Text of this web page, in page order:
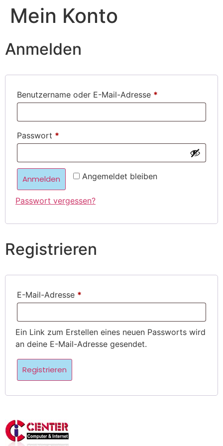
Mein Konto
Anmelden
Benutzername oder E-Mail-Adresse *
Passwort *
Angemeldet bleiben
Anmelden
Passwort vergessen?
Registrieren
E-Mail-Adresse *
Ein Link zum Erstellen eines neuen Passworts wird
an deine E-Mail-Adresse gesendet.
Registrieren